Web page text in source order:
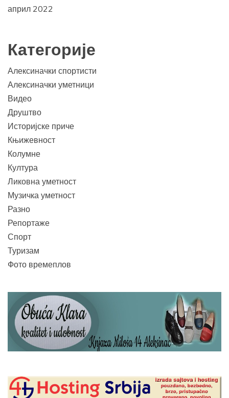
април 2022
Категорије
Алексиначки спортисти
Алексиначки уметници
Видео
Друштво
Историјске приче
Књижевност
Колумне
Култура
Ликовна уметност
Музичка уметност
Разно
Репортаже
Спорт
Туризам
Фото времеплов